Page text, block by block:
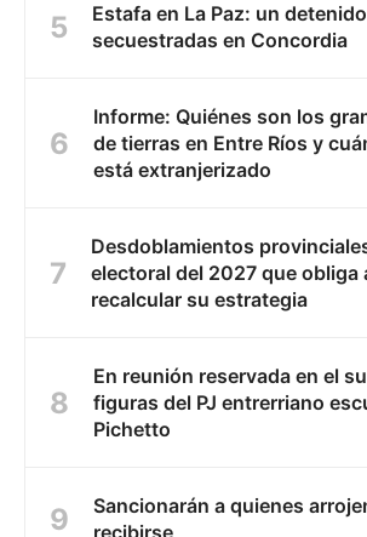
Estafa en La Paz: un
secuestradas en Concordia
Informe: Quiénes son los
de tierras en Entre Ríos y
está extranjerizado
Desdoblamientos
electoral del 2027 que obliga
recalcular su estrategia
En reunión reservada en el
figuras del PJ entrerriano
Pichetto
Sancionarán a quienes